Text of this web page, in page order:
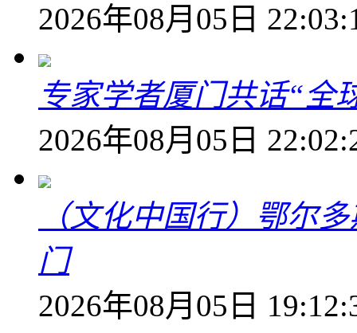
2026年08月05日
专家学者厦门共话“全
2026年08月05日
（文化中国行）鄂尔
门
2026年08月05日